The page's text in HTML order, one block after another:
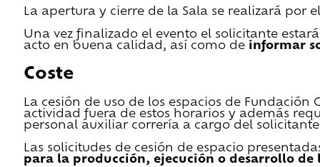
La apertura y cierre de la Sala se realizará por
Una vez finalizado el evento el solicitante
acto en buena calidad, así como de informar
Coste
La cesión de uso de los espacios de
actividad fuera de estos horarios y además
personal auxiliar correría a cargo del
Las solicitudes de cesión de espacio
para la producción, ejecución o desarrollo de